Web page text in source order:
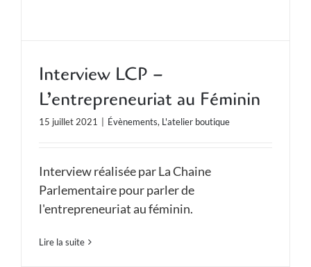
Interview LCP –
L’entrepreneuriat au Féminin
15 juillet 2021 Évènements, L'atelier boutique
Interview réalisée par La Chaine
Parlementaire pour parler de
l'entrepreneuriat au féminin.
Lire la suite